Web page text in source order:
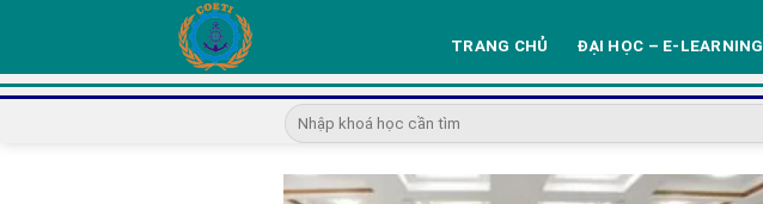
content
TRANG CHỦ ĐẠI HỌC – E-LEARNING